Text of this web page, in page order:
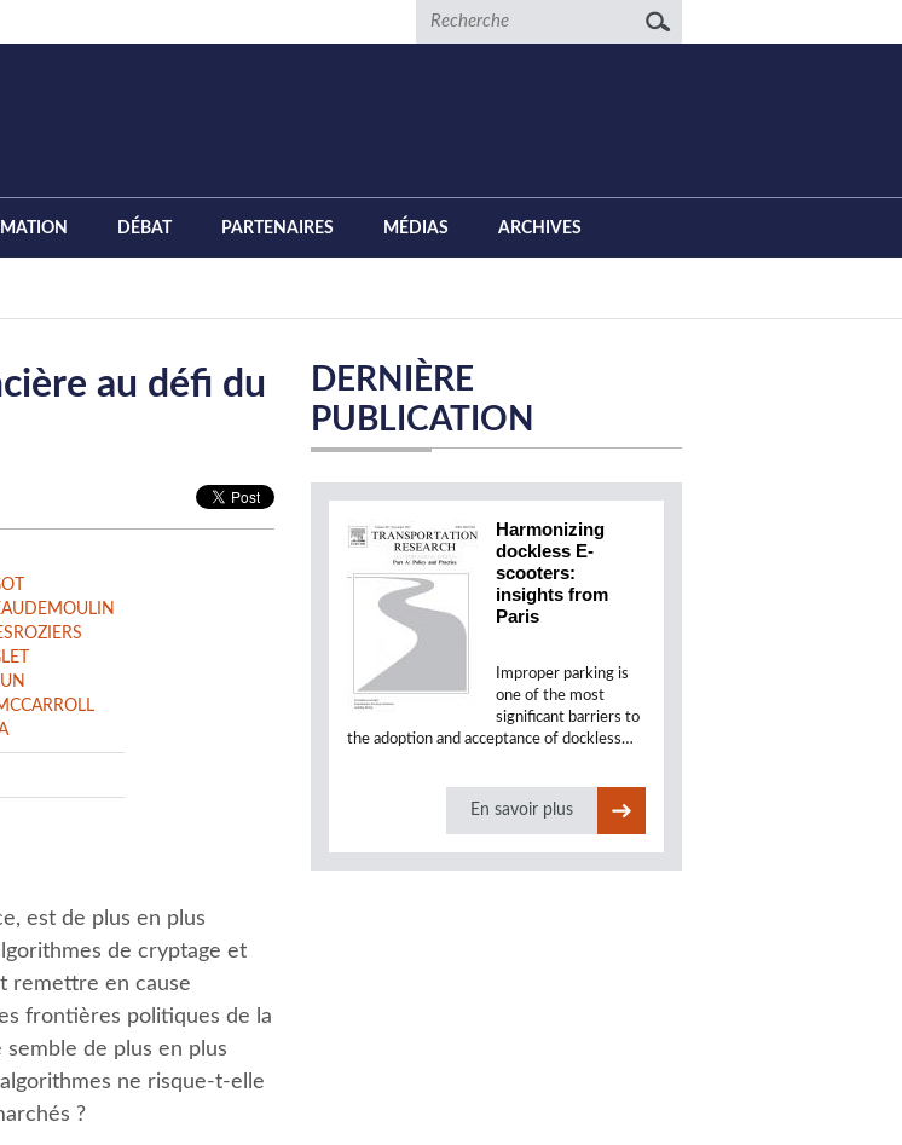
Recherche
DÉBAT PARTENAIRES MÉDIAS ARCHIVES
au défi du
est de plus en plus
de cryptage et
remettre en cause
frontières politiques de la
de plus en plus
ne risque-t-elle
?
DERNIÈRE
PUBLICATION
Harmonizing
dockless E-
scooters:
insights from
Paris
Improper parking is
one of the most
significant barriers to
the adoption and acceptance of dockless…
En savoir plus